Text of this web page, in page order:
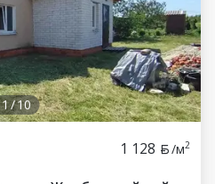
1/10
1 128 /м2